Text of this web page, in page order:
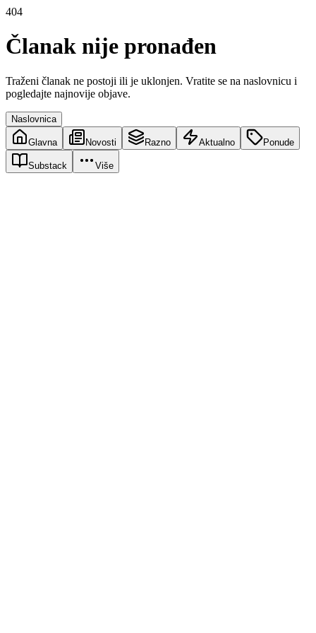
404
Članak nije pronađen
Traženi članak ne postoji ili je uklonjen. Vratite se na naslovnicu i
pogledajte najnovije objave.
Naslovnica
Glavna Novosti Razno Aktualno Ponude
Substack Više